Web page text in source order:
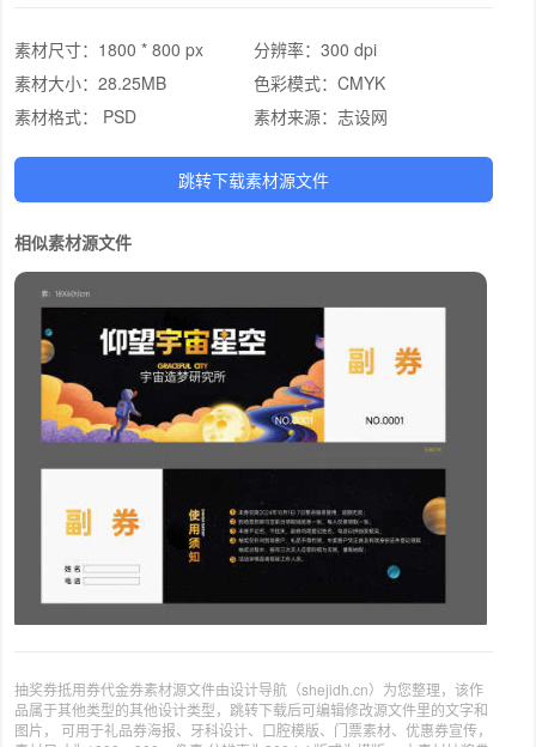
素材尺寸： 1800 * 800 px 分辨率： 300 dpi
素材大小： 28.25MB 色彩模式： CMYK
素材格式：
PSD 素材来源： 志设网
跳转下载素材源文件
相似素材源文件
抽奖券抵用券代金券素材源文件由设计导航（shejidh.cn）为您整理，该作
品属于其他类型的其他设计类型，跳转下载后可编辑修改源文件里的文字和
图片， 可用于礼品券海报、牙科设计、口腔模版、门票素材、优惠券宣传，